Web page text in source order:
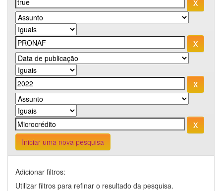
Iniciar uma nova pesquisa
Adicionar filtros:
Utilizar filtros para refinar o resultado da pesquisa.